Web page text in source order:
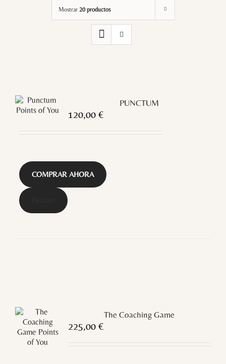
Mostrar 20 productos
PUNCTUM
120,00 €
COMPRAR AHORA
The Coaching Game
225,00 €